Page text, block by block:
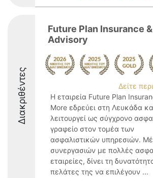
Διακριθέντες
Future Plan Insurance
Advisory
Δείτε
Η εταιρεία Future Plan
More εδρεύει στη Λευκάδα
λειτουργεί ως σύγχρονο
γραφείο στον τομέα των
ασφαλιστικών υπηρεσιών.
συνεργασιών με πολλές
εταιρείες, δίνει τη
πελάτες της να επιλέγουν ...